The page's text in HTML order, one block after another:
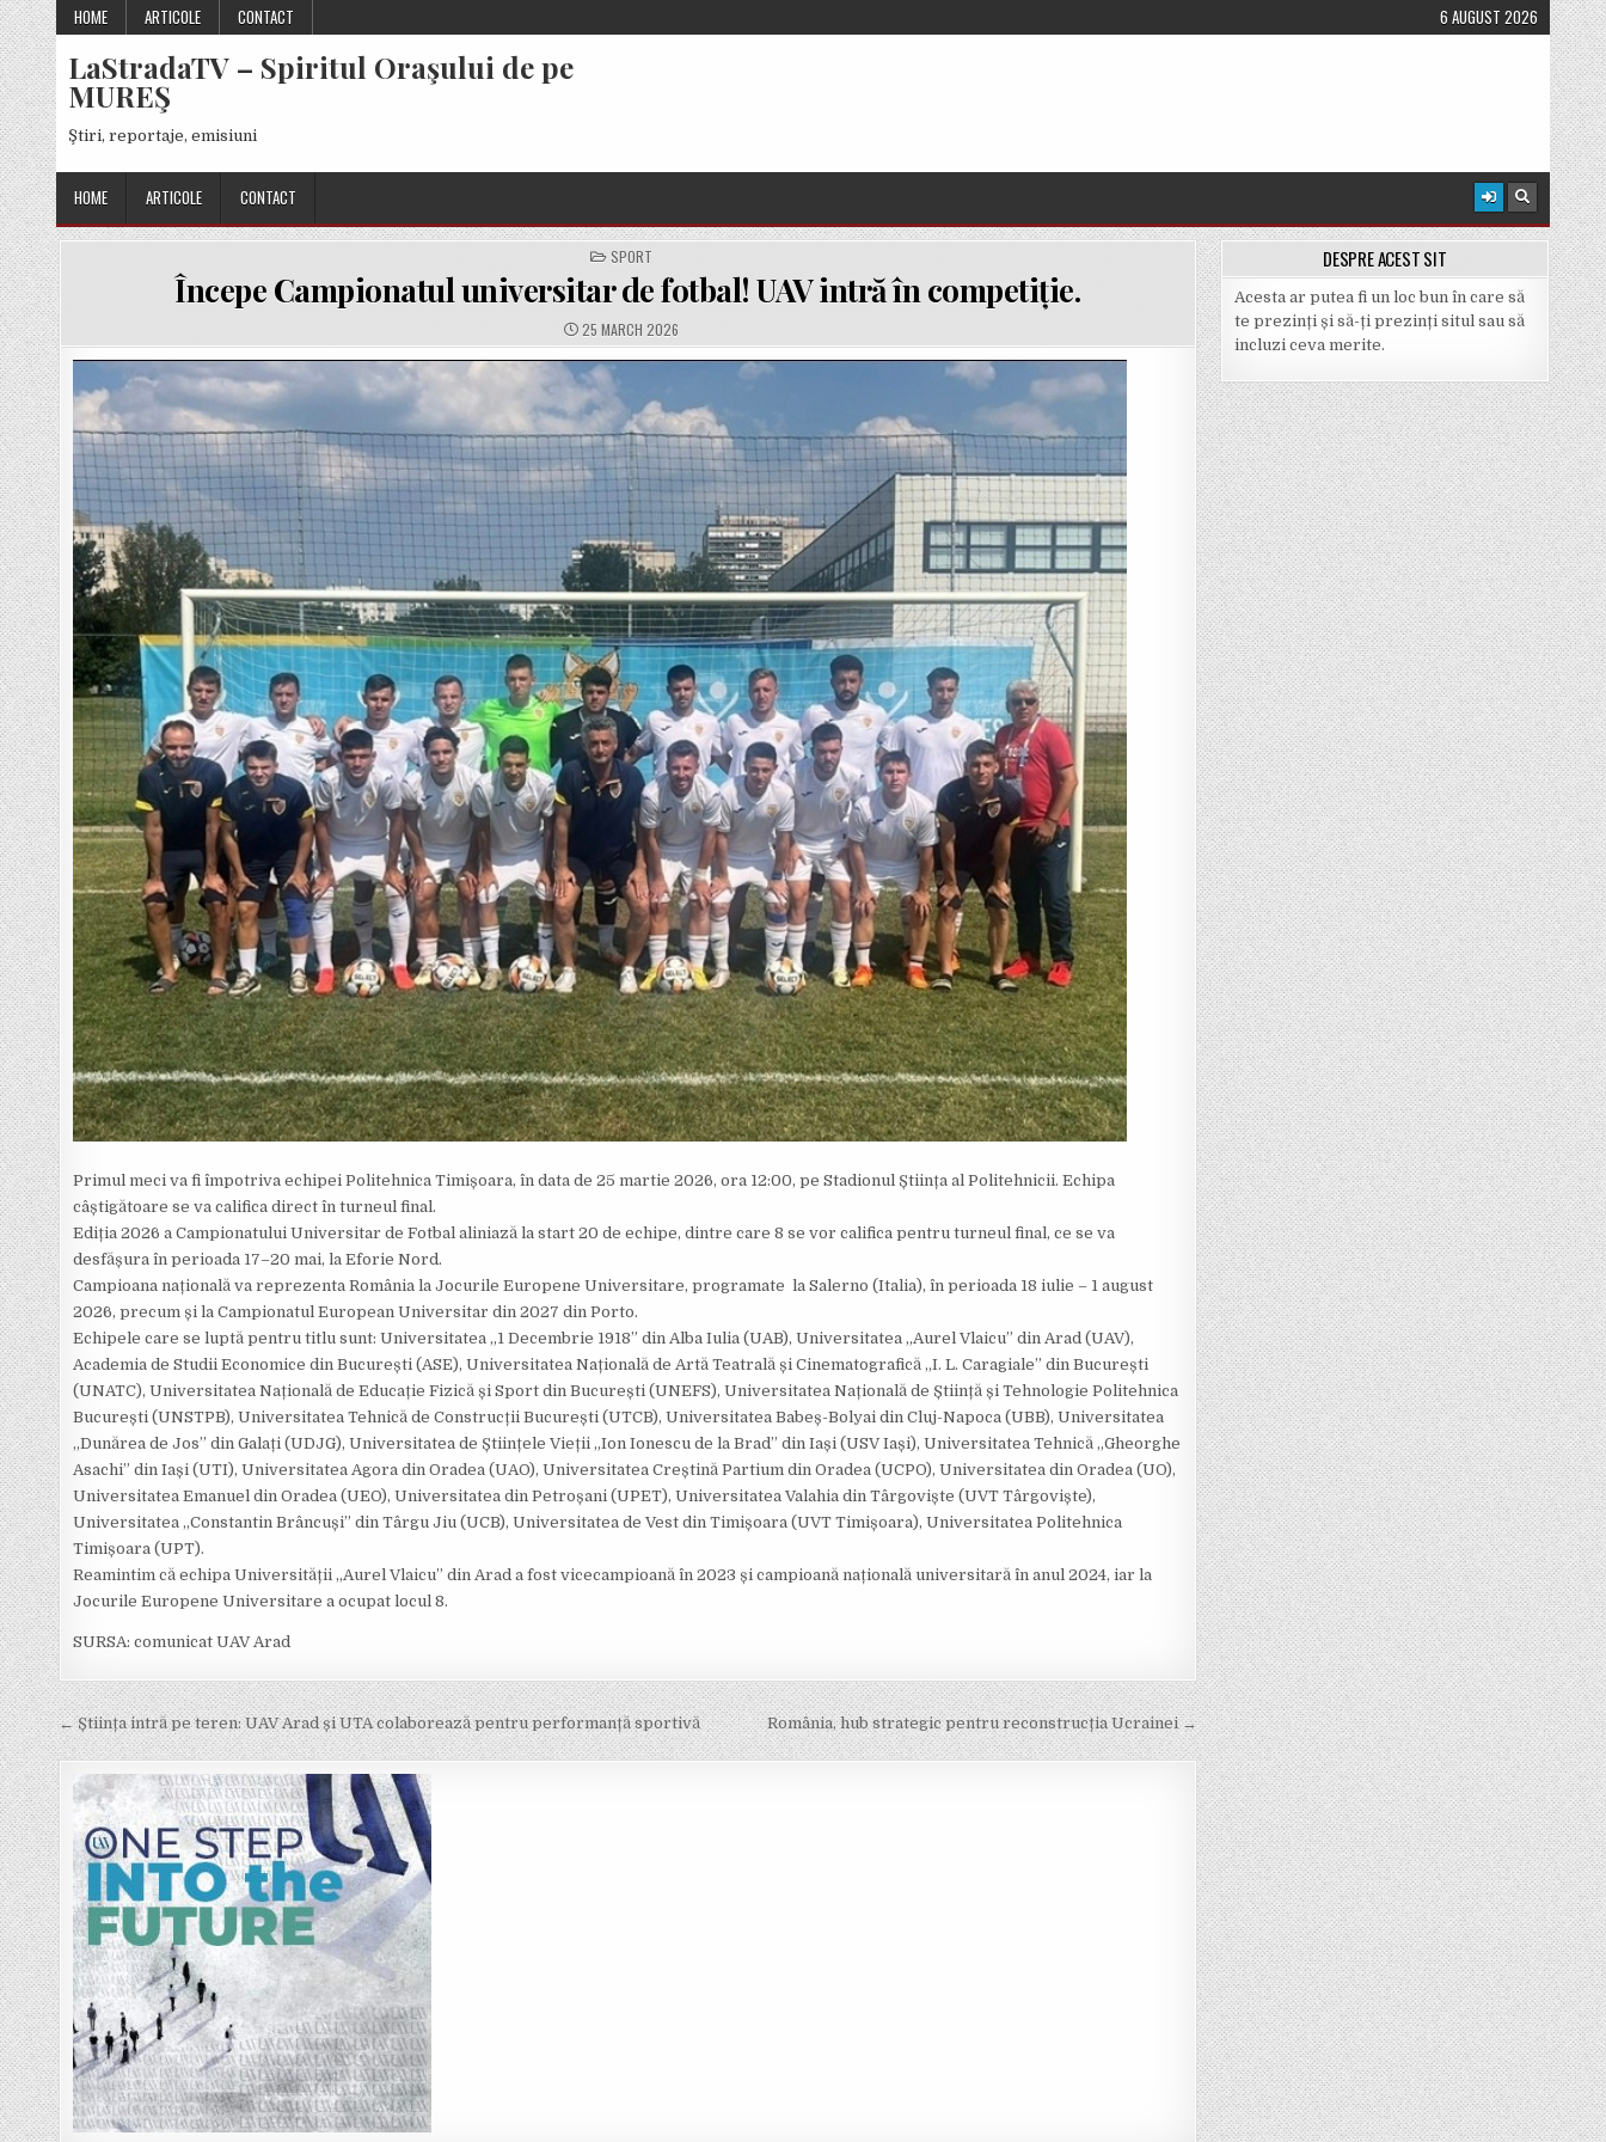
Skip
to
content
HOME ARTICOLE CONTACT 6 AUGUST 2026
LaStradaTV – Spiritul Oraşului de pe
MUREŞ
Ştiri, reportaje, emisiuni
HOME ARTICOLE CONTACT
POSTED
IN
SPORT
Începe Campionatul universitar de fotbal! UAV intră în competiție.
PUBLISHED
DATE:
25 MARCH 2026
Primul meci va fi împotriva echipei Politehnica Timișoara, în data de 25 martie 2026, ora 12:00, pe Stadionul Știința al Politehnicii. Echipa
câștigătoare se va califica direct în turneul final.
Ediția 2026 a Campionatului Universitar de Fotbal aliniază la start 20 de echipe, dintre care 8 se vor califica pentru turneul final, ce se va
desfășura în perioada 17–20 mai, la Eforie Nord.
Campioana națională va reprezenta România la Jocurile Europene Universitare, programate la Salerno (Italia), în perioada 18 iulie – 1 august
2026, precum și la Campionatul European Universitar din 2027 din Porto.
Echipele care se luptă pentru titlu sunt: Universitatea „1 Decembrie 1918” din Alba Iulia (UAB), Universitatea „Aurel Vlaicu” din Arad (UAV),
Academia de Studii Economice din București (ASE), Universitatea Națională de Artă Teatrală și Cinematografică „I. L. Caragiale” din București
(UNATC), Universitatea Națională de Educație Fizică și Sport din București (UNEFS), Universitatea Națională de Știință și Tehnologie Politehnica
București (UNSTPB), Universitatea Tehnică de Construcții București (UTCB), Universitatea Babeș-Bolyai din Cluj-Napoca (UBB), Universitatea
„Dunărea de Jos” din Galați (UDJG), Universitatea de Științele Vieții „Ion Ionescu de la Brad” din Iași (USV Iași), Universitatea Tehnică „Gheorghe
Asachi” din Iași (UTI), Universitatea Agora din Oradea (UAO), Universitatea Creștină Partium din Oradea (UCPO), Universitatea din Oradea (UO),
Universitatea Emanuel din Oradea (UEO), Universitatea din Petroșani (UPET), Universitatea Valahia din Târgoviște (UVT Târgoviște),
Universitatea „Constantin Brâncuși” din Târgu Jiu (UCB), Universitatea de Vest din Timișoara (UVT Timișoara), Universitatea Politehnica
Timișoara (UPT).
Reamintim că echipa Universității „Aurel Vlaicu” din Arad a fost vicecampioană în 2023 și campioană națională universitară în anul 2024, iar la
Jocurile Europene Universitare a ocupat locul 8.
SURSA: comunicat UAV Arad
Post
navigation
România, hub strategic pentru reconstrucția Ucrainei →
← Știința intră pe teren: UAV Arad și UTA colaborează pentru performanță sportivă
DESPRE ACEST SIT
Acesta ar putea fi un loc bun în care să
te prezinți și să-ți prezinți situl sau să
incluzi ceva merite.